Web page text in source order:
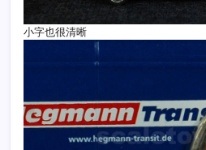
小字也很清晰